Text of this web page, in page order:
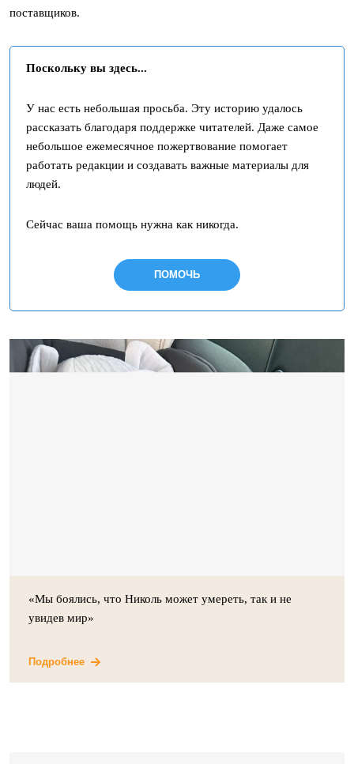
поставщиков.
Поскольку вы здесь...
У нас есть небольшая просьба. Эту историю удалось
рассказать благодаря поддержке читателей. Даже самое
небольшое ежемесячное пожертвование помогает
работать редакции и создавать важные материалы для
людей.
Сейчас ваша помощь нужна как никогда.
ПОМОЧЬ
«Мы боялись, что Николь может умереть, так и не
увидев мир»
Подробнее